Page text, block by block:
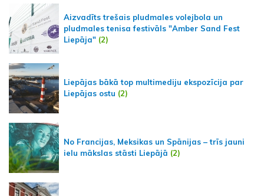
Aizvadīts trešais pludmales volejbola un
pludmales tenisa festivāls "Amber Sand Fest
Liepāja" (2)
Liepājas bākā top multimediju ekspozīcija par
Liepājas ostu (2)
No Francijas, Meksikas un Spānijas – trīs jauni
ielu mākslas stāsti Liepājā (2)